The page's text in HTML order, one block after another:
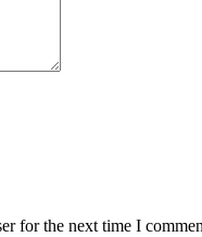
for the next time I